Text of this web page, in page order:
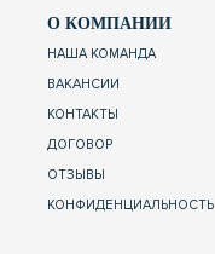
О КОМПАНИИ
НАША КОМАНДА
ВАКАНСИИ
КОНТАКТЫ
ДОГОВОР
ОТЗЫВЫ
КОНФИДЕНЦИАЛЬНОСТЬ